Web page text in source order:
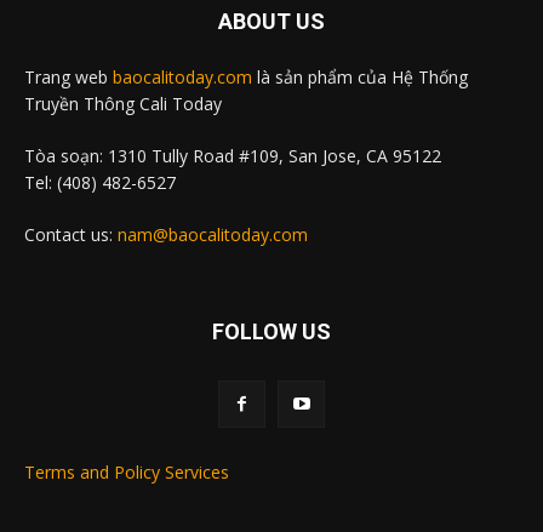
ABOUT US
Trang web baocalitoday.com là sản phẩm của Hệ Thống
Truyền Thông Cali Today
Tòa soạn: 1310 Tully Road #109, San Jose, CA 95122
Tel: (408) 482-6527
Contact us: nam@baocalitoday.com
FOLLOW US
Terms and Policy Services